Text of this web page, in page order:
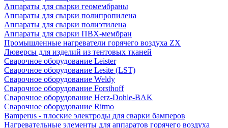
Аппараты для сварки геомембраны
Аппараты для сварки полипропилена
Аппараты для сварки полиэтилена
Аппараты для сварки ПВХ-мембран
Промышленные нагреватели горячего воздуха ZX
Люверсы для изделий из тентовых тканей
Сварочное оборудование Leister
Сварочное оборудование Lesite (LST)
Сварочное оборудование Weldy
Сварочное оборудование Forsthoff
Сварочное оборудование Herz-Dohle-BAK
Сварочное оборудование Ritmo
Bamperus - плоские электроды для сварки бамперов
Нагревательные элементы для аппаратов горячего воздуха